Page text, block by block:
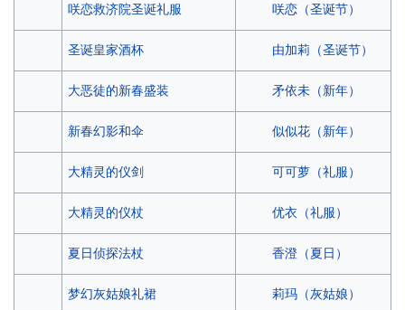
咲恋救济院圣诞礼服 咲恋（圣诞节）
圣诞皇家酒杯 由加莉（圣诞节）
大恶徒的新春盛装 矛依未（新年）
新春幻影和伞 似似花（新年）
大精灵的仪剑 可可萝（礼服）
大精灵的仪杖 优衣（礼服）
夏日侦探法杖 香澄（夏日）
梦幻灰姑娘礼裙 莉玛（灰姑娘）